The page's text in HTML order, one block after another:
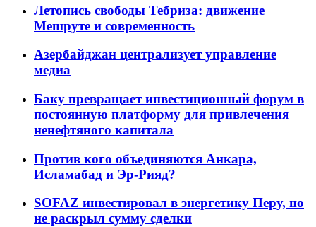
Летопись свободы Тебриза: движение
Мешруте и современность
Азербайджан централизует управление
медиа
Баку превращает инвестиционный форум в
постоянную платформу для привлечения
ненефтяного капитала
Против кого объединяются Анкара,
Исламабад и Эр-Рияд?
SOFAZ инвестировал в энергетику Перу, но
не раскрыл сумму сделки